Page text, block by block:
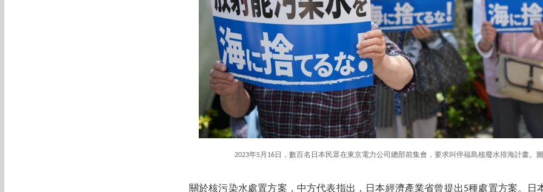
2023年5月16日，數百名日本民眾在東京電力公司總部前集會，要求叫停福島核廢水排海計畫。
關於核污染水處置方案，中方代表指出，日本經濟產業省曾提出5種處置方案。日